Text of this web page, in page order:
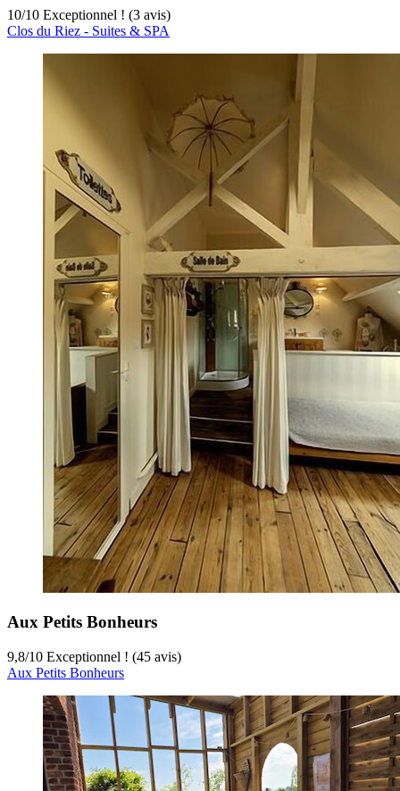
10/10 Exceptionnel ! (3 avis)
Clos du Riez - Suites & SPA
Aux Petits Bonheurs
9,8/10 Exceptionnel ! (45 avis)
Aux Petits Bonheurs